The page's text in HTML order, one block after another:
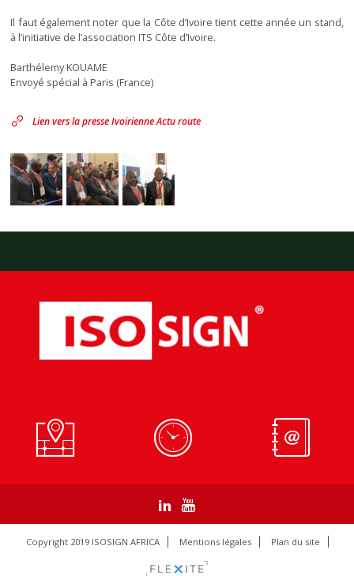
Il faut également noter que la Côte d’Ivoire tient cette année un stand,
à l’initiative de l’association ITS Côte d’Ivoire.
Barthélemy KOUAME
Envoyé spécial à Paris (France)
Lien vers la presse Ivoirienne Actu route
Copyright 2019 ISOSIGN AFRICA Mentions légales Plan du site